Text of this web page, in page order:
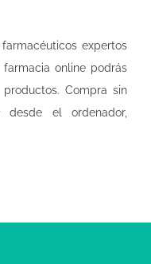
expertos
farmacia online podrás
Compra sin
el ordenador,